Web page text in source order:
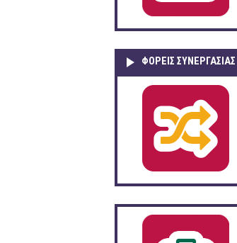
ΦΟΡΕΙΣ ΣΥΝΕΡΓΑΣΙΑΣ